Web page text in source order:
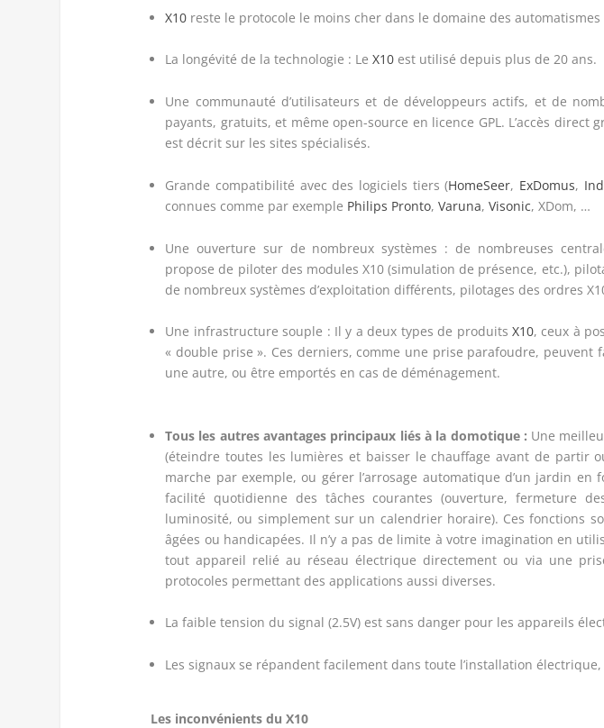
X10 reste le protocole le moins cher dans le domaine des
La longévité de la technologie : LeX10 est utilisé depuis plus de 20 ans.
Une communauté d’utilisateurs et de développeurs actifs, et de
payants, gratuits, et même open-source en licence GPL. L’accès direct
est décrit sur les sites spécialisés.
Grande compatibilité avec des logiciels tiers (HomeSeer, ExDomus,
connues comme par exemple Philips Pronto,Varuna,Visonic, XDom, …
Une ouverture sur de nombreux systèmes : de nombreuses
propose de piloter des modules X10 (simulation de présence, etc.),
de nombreux systèmes d’exploitation différents, pilotages des ordres
Une infrastructure souple : Il y a deux types de produitsX10, ceux à
« double prise ». Ces derniers, comme une prise parafoudre, peuvent
une autre, ou être emportés en cas de déménagement.
Tous les autres avantages principaux liés à la domotique : Une
(éteindre toutes les lumières et baisser le chauffage avant de partir
marche par exemple, ou gérer l’arrosage automatique d’un jardin en
facilité quotidienne des tâches courantes (ouverture, fermeture
luminosité, ou simplement sur un calendrier horaire). Ces fonctions
âgées ou handicapées. Il n’y a pas de limite à votre imagination en
tout appareil relié au réseau électrique directement ou via une
protocoles permettant des applications aussi diverses.
La faible tension du signal (2.5V) est sans danger pour les appareils
Les signaux se répandent facilement dans toute l’installation
Les inconvénients du X10